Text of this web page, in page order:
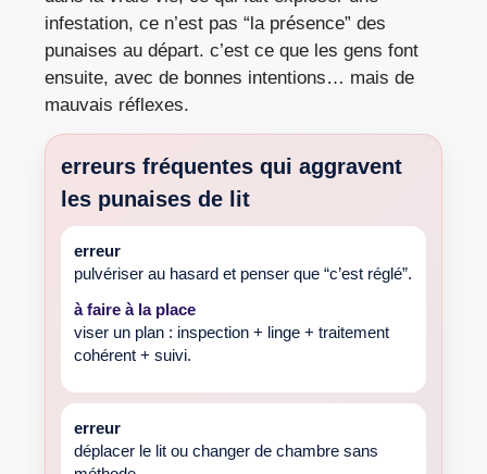
infestation, ce n’est pas “la présence” des
punaises au départ. c’est ce que les gens font
ensuite, avec de bonnes intentions… mais de
mauvais réflexes.
erreurs fréquentes qui aggravent
les punaises de lit
erreur
pulvériser au hasard et penser que “c’est réglé”.
à faire à la place
viser un plan : inspection + linge + traitement
cohérent + suivi.
erreur
déplacer le lit ou changer de chambre sans